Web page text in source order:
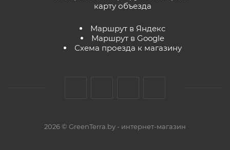
карту объезда
Маршрут в Яндекс
Маршрут в Google
Схема проезда к магазину
2026 © GreenTerra.by - интернет-магазин